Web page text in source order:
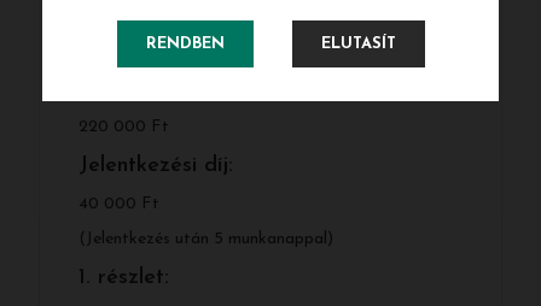
220 000 Ft
Jelentkezési díj:
40 000 Ft
(Jelentkezés után 5 munkanappal)
1. részlet:
RENDBEN ELUTASÍT